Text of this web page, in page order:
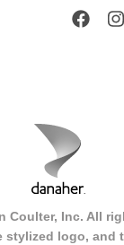
Coulter, Inc. All
stylized logo, and